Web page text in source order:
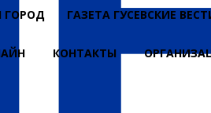
ГОРОД ГАЗЕТА ГУСЕВСКИЕ
КОНТАКТЫ